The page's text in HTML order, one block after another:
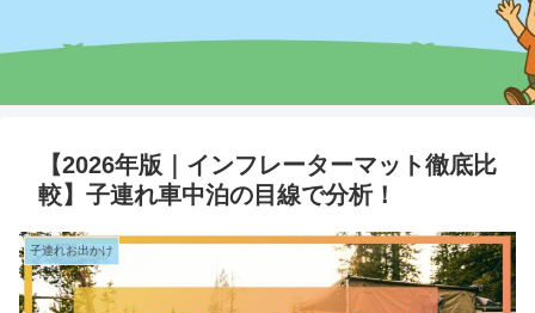
【2026年版｜インフレーターマット徹底比
較】子連れ車中泊の目線で分析！
子連れお出かけ